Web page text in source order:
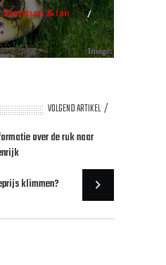
& Ian
VOLGEND ARTIKEL
over de ruk naar
klimmen?